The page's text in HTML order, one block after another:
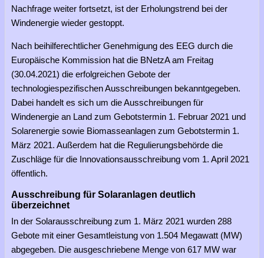
Nachfrage weiter fortsetzt, ist der Erholungstrend bei der
Windenergie wieder gestoppt.
Nach beihilferechtlicher Genehmigung des EEG durch die
Europäische Kommission hat die BNetzA am Freitag
(30.04.2021) die erfolgreichen Gebote der
technologiespezifischen Ausschreibungen bekanntgegeben.
Dabei handelt es sich um die Ausschreibungen für
Windenergie an Land zum Gebotstermin 1. Februar 2021 und
Solarenergie sowie Biomasseanlagen zum Gebotstermin 1.
März 2021. Außerdem hat die Regulierungsbehörde die
Zuschläge für die Innovationsausschreibung vom 1. April 2021
öffentlich.
Ausschreibung für Solaranlagen deutlich
überzeichnet
In der Solarausschreibung zum 1. März 2021 wurden 288
Gebote mit einer Gesamtleistung von 1.504 Megawatt (MW)
abgegeben. Die ausgeschriebene Menge von 617 MW war